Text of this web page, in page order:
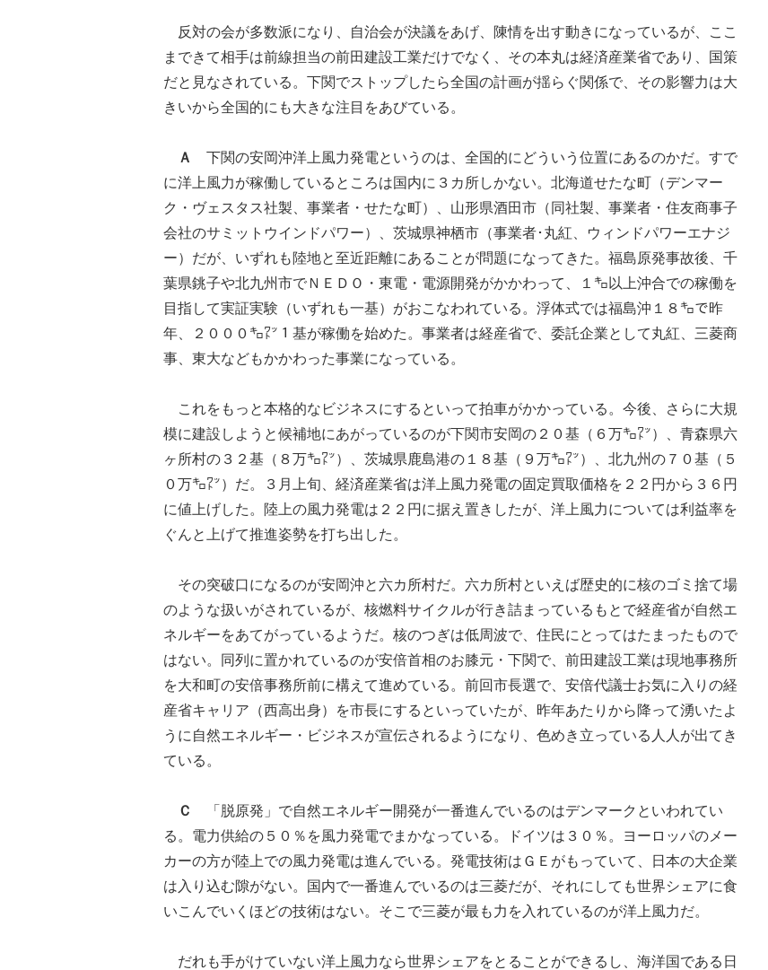
反対の会が多数派になり、自治会が決議をあげ、陳情を出す動きになっているが、ここ
まできて相手は前線担当の前田建設工業だけでなく、その本丸は経済産業省であり、国策
だと見なされている。下関でストップしたら全国の計画が揺らぐ関係で、その影響力は大
きいから全国的にも大きな注目をあびている。
Ａ
下関の安岡沖洋上風力発電というのは、全国的にどういう位置にあるのかだ。すで
に洋上風力が稼働しているところは国内に３カ所しかない。北海道せたな町（デンマー
ク・ヴェスタス社製、事業者・せたな町）、山形県酒田市（同社製、事業者・住友商事子
会社のサミットウインドパワー）、茨城県神栖市（事業者･丸紅、ウィンドパワーエナジ
ー）だが、いずれも陸地と至近距離にあることが問題になってきた。福島原発事故後、千
葉県銚子や北九州市でＮＥＤＯ・東電・電源開発がかかわって、１㌔以上沖合での稼働を
目指して実証実験（いずれも一基）がおこなわれている。浮体式では福島沖１８㌔で昨
年、２０００㌔㍗１基が稼働を始めた。事業者は経産省で、委託企業として丸紅、三菱商
事、東大などもかかわった事業になっている。
これをもっと本格的なビジネスにするといって拍車がかかっている。今後、さらに大規
模に建設しようと候補地にあがっているのが下関市安岡の２０基（６万㌔㍗）、青森県六
ヶ所村の３２基（８万㌔㍗）、茨城県鹿島港の１８基（９万㌔㍗）、北九州の７０基（５
０万㌔㍗）だ。３月上旬、経済産業省は洋上風力発電の固定買取価格を２２円から３６円
に値上げした。陸上の風力発電は２２円に据え置きしたが、洋上風力については利益率を
ぐんと上げて推進姿勢を打ち出した。
その突破口になるのが安岡沖と六カ所村だ。六カ所村といえば歴史的に核のゴミ捨て場
のような扱いがされているが、核燃料サイクルが行き詰まっているもとで経産省が自然エ
ネルギーをあてがっているようだ。核のつぎは低周波で、住民にとってはたまったもので
はない。同列に置かれているのが安倍首相のお膝元・下関で、前田建設工業は現地事務所
を大和町の安倍事務所前に構えて進めている。前回市長選で、安倍代議士お気に入りの経
産省キャリア（西高出身）を市長にするといっていたが、昨年あたりから降って湧いたよ
うに自然エネルギー・ビジネスが宣伝されるようになり、色めき立っている人人が出てき
ている。
Ｃ
「脱原発」で自然エネルギー開発が一番進んでいるのはデンマークといわれてい
る。電力供給の５０％を風力発電でまかなっている。ドイツは３０％。ヨーロッパのメー
カーの方が陸上での風力発電は進んでいる。発電技術はＧＥがもっていて、日本の大企業
は入り込む隙がない。国内で一番進んでいるのは三菱だが、それにしても世界シェアに食
いこんでいくほどの技術はない。そこで三菱が最も力を入れているのが洋上風力だ。
だれも手がけていない洋上風力なら世界シェアをとることができるし、海洋国である日